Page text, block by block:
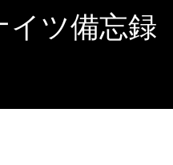
イツ備忘録